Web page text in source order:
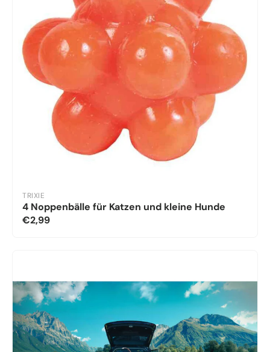
TRIXIE
4 Noppenbälle für Katzen und kleine Hunde
€2,99